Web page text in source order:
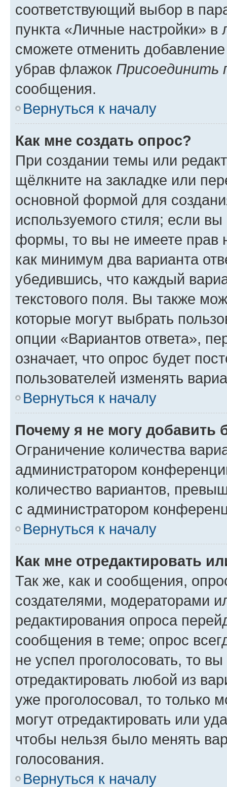
соответствующий выбор в
пункта «Личные настройки»
сможете отменить
убрав флажок Присоединить
сообщения.
Вернуться к началу
Как мне создать опрос?
При создании темы или
щёлкните на закладке или
основной формой для
используемого стиля; если
формы, то вы не имеете прав
как минимум два варианта
убедившись, что каждый
текстового поля. Вы также
которые могут выбрать
опции «Вариантов ответа»,
означает, что опрос будет
пользователей изменять
Вернуться к началу
Почему я не могу добавить
Ограничение количества
администратором
количество вариантов,
с администратором
Вернуться к началу
Как мне отредактировать
Так же, как и сообщения,
создателями, модераторами
редактирования опроса
сообщения в теме; опрос
не успел проголосовать, то
отредактировать любой из
уже проголосовал, то только
могут отредактировать или
чтобы нельзя было менять
голосования.
Вернуться к началу